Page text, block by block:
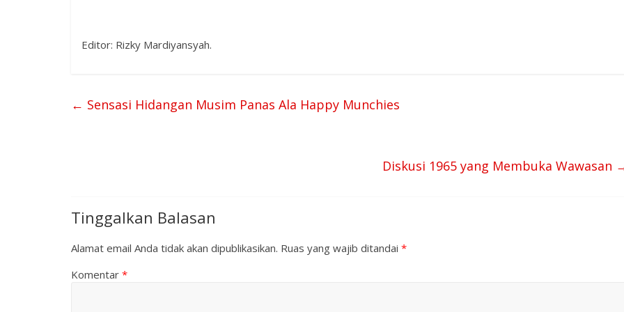
Editor: Rizky Mardiyansyah.
← Sensasi Hidangan Musim Panas Ala Happy Munchies
Diskusi 1965 yang Membuka Wawasan
Tinggalkan Balasan
Alamat email Anda tidak akan dipublikasikan. Ruas yang wajib ditandai *
Komentar *